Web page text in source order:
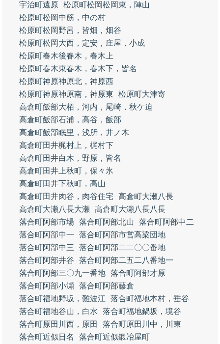
宇治町遠原 松原町松岡松岡東，陣山
松原町松岡中筋，中の村
松原町松岡野呂，皆畑，畑谷
松原町松岡大西，定安，庄屋，小成
松原町春木後春木，春木上
松原町春木東春木，春木下，皆名
松原町神原神原北，神原西
松原町神原神原南，神原東
松原町大津寄
高倉町飯部大栢，河内，尾崎，秋ケ迫
高倉町飯部石浦，高谷，飯部
高倉町飯部眠里，浅所，井ノ木
高倉町田井梶村上，梶村下
高倉町田井白木，野原，皆名
高倉町田井上秋町，保々氷
高倉町田井下秋町，高山
高倉町田井肉谷，肉谷住宅
高倉町大瀬八長
高倉町大瀬八長大瀬 高倉町大瀬八長八長
落合町阿部市場 落合町阿部北山
落合町阿部中二
落合町阿部中一
落合町阿部市営高梁団地
落合町阿部中三
落合町阿部二二〇〇番地
落合町阿部井谷
落合町阿部二五二八番地一
落合町阿部三〇九一番地 落合町阿部才原
落合町阿部小瀬 落合町阿部藤倉
落合町福地野坂，難波江
落合町福地本村，垂谷
落合町福地谷山，白水
落合町福地鍋坂，境谷
落合町原田川西，原田
落合町原田川中，川東
落合町近似日名
落合町近似鍛冶屋町